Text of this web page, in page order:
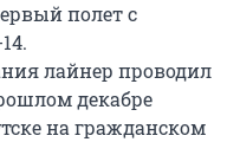
полет с
лайнер проводил
декабре
на гражданском